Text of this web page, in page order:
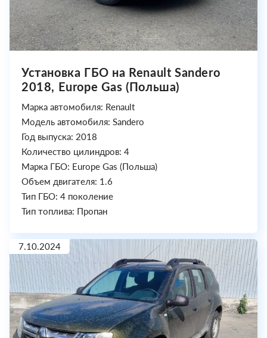
Установка ГБО на Renault Sandero
2018, Europe Gas (Польша)
Марка автомобиля: Renault
Модель автомобиля: Sandero
Год выпуска: 2018
Количество цилиндров: 4
Марка ГБО: Europe Gas (Польша)
Объем двигателя: 1.6
Тип ГБО: 4 поколение
Тип топлива: Пропан
7.10.2024